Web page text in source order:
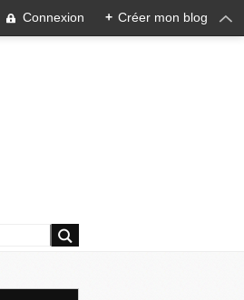
Connexion + Créer mon blog